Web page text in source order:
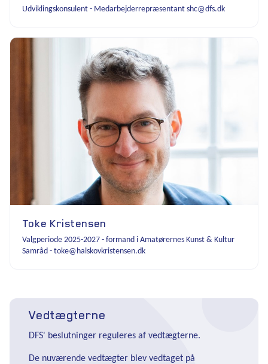
Udviklingskonsulent - Medarbejderrepræsentant shc@dfs.dk
Toke Kristensen
Valgperiode 2025-2027 - formand i Amatørernes Kunst & Kultur
Samråd - toke@halskovkristensen.dk
Vedtægterne
DFS' beslutninger reguleres af vedtægterne.
De nuværende vedtægter blev vedtaget på